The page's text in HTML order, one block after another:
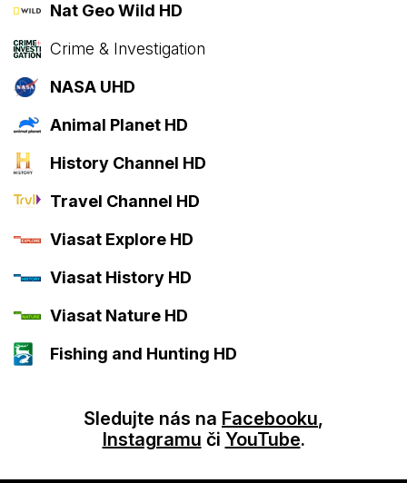
Nat Geo Wild HD
Crime & Investigation
NASA UHD
Animal Planet HD
History Channel HD
Travel Channel HD
Viasat Explore HD
Viasat History HD
Viasat Nature HD
Fishing and Hunting HD
Sledujte nás na Facebooku,
Instagramu či YouTube.